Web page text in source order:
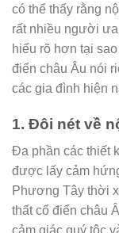
có thể thấy rằng
rất nhiều người
hiểu rõ hơn tại
điển châu Âu nói
các gia đình hiện
1. Đôi nét về
Đa phần các thiết
được lấy cảm
Phương Tây thời
thất cổ điển châu